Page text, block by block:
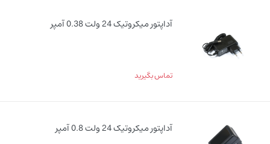
آداپتور میکروتیک 24 ولت 0.38 آمپر
تماس بگیرید
آداپتور میکروتیک 24 ولت 0.8 آمپر